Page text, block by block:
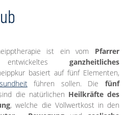
ist ein vom Pfarrer
entwickeltes ganzheitliches
basiert auf fünf Elementen,
führen sollen. Diefünf
die natürlichen Heilkräfte des
, welche die Vollwertkost in den